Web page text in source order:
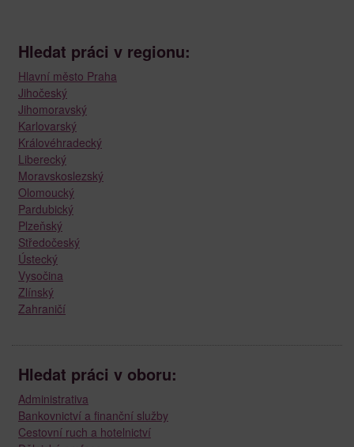
Hledat práci v regionu:
Hlavní město Praha
Jihočeský
Jihomoravský
Karlovarský
Královéhradecký
Liberecký
Moravskoslezský
Olomoucký
Pardubický
Plzeňský
Středočeský
Ústecký
Vysočina
Zlínský
Zahraničí
Hledat práci v oboru:
Administrativa
Bankovnictví a finanční služby
Cestovní ruch a hotelnictví